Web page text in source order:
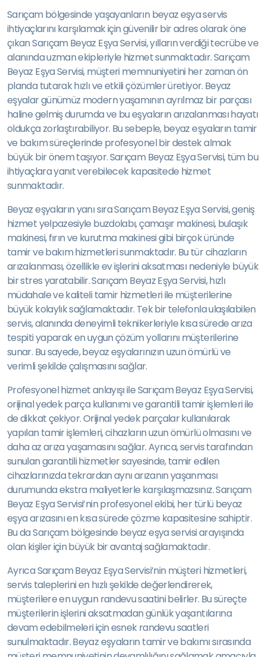
Sarıçam bölgesinde yaşayanların beyaz eşya servis
ihtiyaçlarını karşılamak için güvenilir bir adres olarak öne
çıkan Sarıçam Beyaz Eşya Servisi, yılların verdiği tecrübe ve
alanında uzman ekipleriyle hizmet sunmaktadır. Sarıçam
Beyaz Eşya Servisi, müşteri memnuniyetini her zaman ön
planda tutarak hızlı ve etkili çözümler üretiyor. Beyaz
eşyalar günümüz modern yaşamının ayrılmaz bir parçası
haline gelmiş durumda ve bu eşyaların arızalanması hayatı
oldukça zorlaştırabiliyor. Bu sebeple, beyaz eşyaların tamir
ve bakım süreçlerinde profesyonel bir destek almak
büyük bir önem taşıyor. Sarıçam Beyaz Eşya Servisi, tüm bu
ihtiyaçlara yanıt verebilecek kapasitede hizmet
sunmaktadır.
Beyaz eşyaların yanı sıra Sarıçam Beyaz Eşya Servisi, geniş
hizmet yelpazesiyle buzdolabı, çamaşır makinesi, bulaşık
makinesi, fırın ve kurutma makinesi gibi birçok üründe
tamir ve bakım hizmetleri sunmaktadır. Bu tür cihazların
arızalanması, özellikle ev işlerini aksatması nedeniyle büyük
bir stres yaratabilir. Sarıçam Beyaz Eşya Servisi, hızlı
müdahale ve kaliteli tamir hizmetleri ile müşterilerine
büyük kolaylık sağlamaktadır. Tek bir telefonla ulaşılabilen
servis, alanında deneyimli teknikerleriyle kısa sürede arıza
tespiti yaparak en uygun çözüm yollarını müşterilerine
sunar. Bu sayede, beyaz eşyalarınızın uzun ömürlü ve
verimli şekilde çalışmasını sağlar.
Profesyonel hizmet anlayışı ile Sarıçam Beyaz Eşya Servisi,
orijinal yedek parça kullanımı ve garantili tamir işlemleri ile
de dikkat çekiyor. Orijinal yedek parçalar kullanılarak
yapılan tamir işlemleri, cihazların uzun ömürlü olmasını ve
daha az arıza yaşamasını sağlar. Ayrıca, servis tarafından
sunulan garantili hizmetler sayesinde, tamir edilen
cihazlarınızda tekrardan aynı arızanın yaşanması
durumunda ekstra maliyetlerle karşılaşmazsınız. Sarıçam
Beyaz Eşya Servisi’nin profesyonel ekibi, her türlü beyaz
eşya arızasını en kısa sürede çözme kapasitesine sahiptir.
Bu da Sarıçam bölgesinde beyaz eşya servisi arayışında
olan kişiler için büyük bir avantaj sağlamaktadır.
Ayrıca Sarıçam Beyaz Eşya Servisi’nin müşteri hizmetleri,
servis taleplerini en hızlı şekilde değerlendirerek,
müşterilere en uygun randevu saatini belirler. Bu süreçte
müşterilerin işlerini aksatmadan günlük yaşantılarına
devam edebilmeleri için esnek randevu saatleri
sunulmaktadır. Beyaz eşyaların tamir ve bakımı sırasında